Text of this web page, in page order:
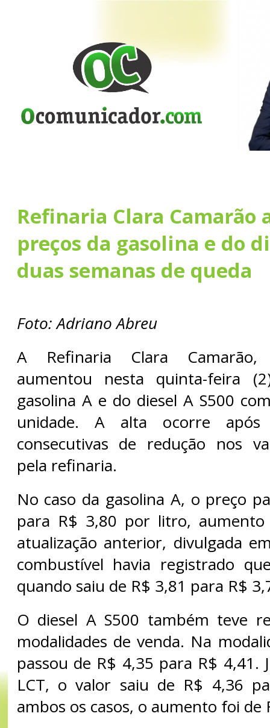
Refinaria Clara Camarão
preços da gasolina e do
duas semanas de queda
Foto: Adriano Abreu
A Refinaria Clara Camarão,
aumentou nesta quinta-feira
gasolina A e do diesel A S500
unidade. A alta ocorre após
consecutivas de redução nos
pela refinaria.
No caso da gasolina A, o preço
para R$ 3,80 por litro,
atualização anterior, divulgada
combustível havia registrado
quando saiu de R$ 3,81 para R$
O diesel A S500 também teve
modalidades de venda. Na
passou de R$ 4,35 para R$ 4,41.
LCT, o valor saiu de R$ 4,36
ambos os casos, o aumento foi